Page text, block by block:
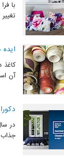
با
کاغذ
آن
جذاب